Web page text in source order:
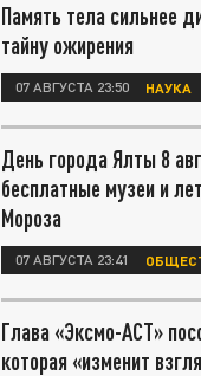
Память тела сильнее
тайну ожирения
07 АВГУСТА 23:50 НАУКА
День города Ялты 8
бесплатные музеи и
Мороза
07 АВГУСТА 23:41
Глава «Эксмо-АСТ»
которая «изменит